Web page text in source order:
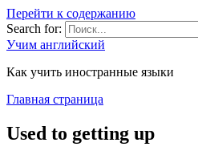
Перейти к содержанию
Search for:
Учим английский
Как учить иностранные языки
Главная страница
Used to getting up